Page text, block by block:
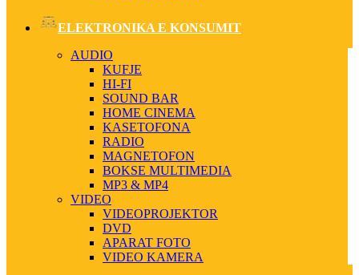
ELEKTRONIKA E KONSUMIT
AUDIO
KUFJE
HI-FI
SOUND BAR
HOME CINEMA
KASETOFONA
RADIO
MAGNETOFON
BOKSE MULTIMEDIA
MP3 & MP4
VIDEO
VIDEOPROJEKTOR
DVD
APARAT FOTO
VIDEO KAMERA